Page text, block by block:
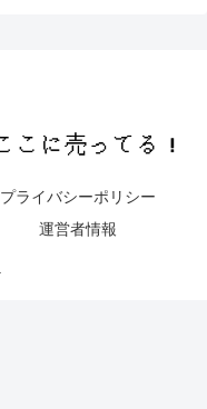
プライバシーポリシー
運営者情報